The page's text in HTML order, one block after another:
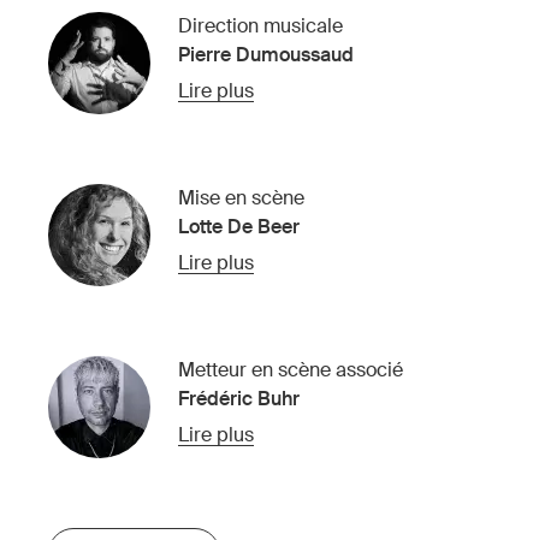
Direction musicale
Pierre Dumoussaud
Lire plus
Mise en scène
Lotte De Beer
Lire plus
Metteur en scène associé
Frédéric Buhr
Lire plus